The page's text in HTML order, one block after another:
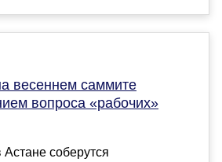
весеннем саммите
вопроса «рабочих»
соберутся